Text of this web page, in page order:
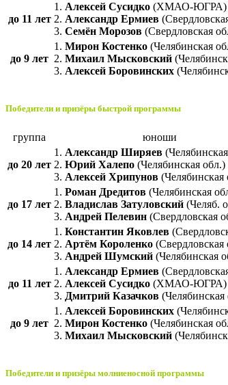
до 11 лет
1. Алексей Сусидко (ХМАО-ЮГРА)
2. Александр Ермиев
3. Семён Морозов (Свердловская
до 9 лет
1. Мирон Костенко (Челябинская
2. Михаил Мысковский
3. Алексей Боровинских
Победители и призёры быстрой программы
группа юноши
до 20 лет
1. Александр Ширяев
2. Юрий Халепо (Челябинская обл.)
3. Алексей Хрипунов (Челябинская
до 17 лет
1. Роман Дредитов (Челябинская
2. Владислав Затуловский (Челяб.
3. Андрей Пелевин (Свердловская
до 14 лет
1. Константин Яковлев
2. Артём Короленко (Свердловская
3. Андрей Шумский (Челябинская
до 11 лет
1. Александр Ермиев
2. Алексей Сусидко (ХМАО-ЮГРА)
3. Дмитрий Казачков (Челябинская
до 9 лет
1. Алексей Боровинских
2. Мирон Костенко (Челябинская
3. Михаил Мысковский
Победители и призёры молниеносной программы